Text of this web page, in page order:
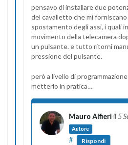
pensavo di installare due
del cavalletto che mi
spostamento degli assi, i quali
movimento della telecamera
un pulsante. e tutto ritorni
pressione del pulsante.
però a livello di
metterlo in pratica…
Mauro Alfieri il 5
Autore
# Rispondi